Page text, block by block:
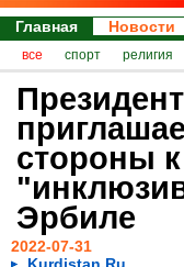
Главная Новости
все спорт религия
стороны
Эрбиле
2022-07-31